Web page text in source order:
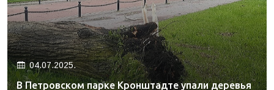
04.07.2025.
В Петровском парке Кронштадте упали деревья